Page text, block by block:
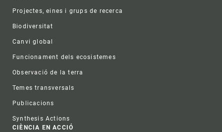
Projectes, eines i grups de recerca
Biodiversitat
Canvi global
Funcionament dels ecosistemes
Observació de la terra
Temes transversals
Publicacions
Synthesis Actions
CIÈNCIA EN ACCIÓ